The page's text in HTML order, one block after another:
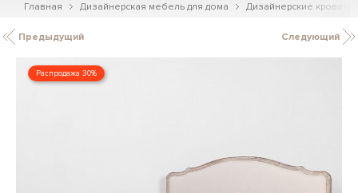
Главная Дизайнерская мебель для дома Дизайнерские кровати
Предыдущий Следующий
Распродажа 30%